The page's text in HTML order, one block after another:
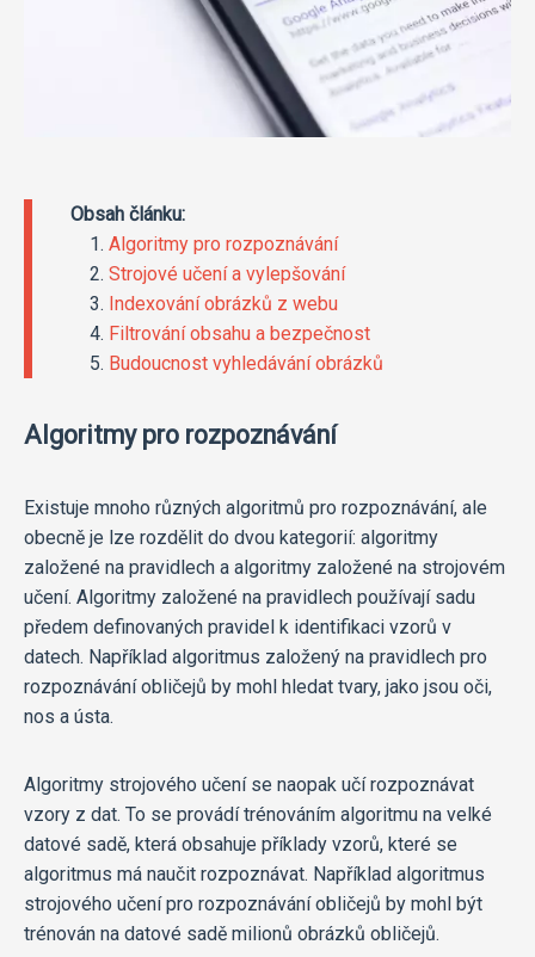
Obsah článku:
Algoritmy pro rozpoznávání
Strojové učení a vylepšování
Indexování obrázků z webu
Filtrování obsahu a bezpečnost
Budoucnost vyhledávání obrázků
Algoritmy pro rozpoznávání
Existuje mnoho různých algoritmů pro rozpoznávání, ale
obecně je lze rozdělit do dvou kategorií: algoritmy
založené na pravidlech a algoritmy založené na strojovém
učení. Algoritmy založené na pravidlech používají sadu
předem definovaných pravidel k identifikaci vzorů v
datech. Například algoritmus založený na pravidlech pro
rozpoznávání obličejů by mohl hledat tvary, jako jsou oči,
nos a ústa.
Algoritmy strojového učení se naopak učí rozpoznávat
vzory z dat. To se provádí trénováním algoritmu na velké
datové sadě, která obsahuje příklady vzorů, které se
algoritmus má naučit rozpoznávat. Například algoritmus
strojového učení pro rozpoznávání obličejů by mohl být
trénován na datové sadě milionů obrázků obličejů.